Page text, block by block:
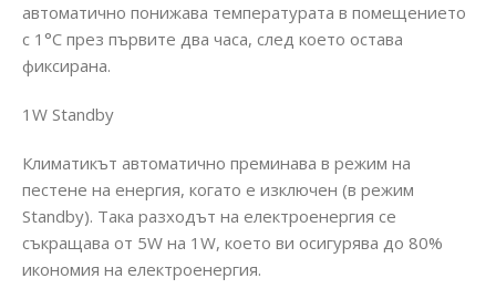
автоматично понижава температурата в помещението
с 1°C през първите два часа, след което остава
фиксирана.
1W Standby
Климатикът автоматично преминава в режим на
пестене на енергия, когато е изключен (в режим
Standby). Така разходът на електроенергия се
съкращава от 5W на 1W, което ви осигурява до 80%
икономия на електроенергия.